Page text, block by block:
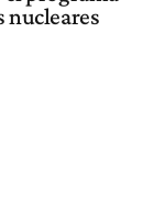
nucleares